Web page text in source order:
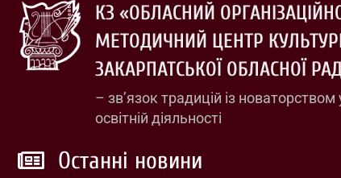
КЗ «ОБЛАСНИЙ
МЕТОДИЧНИЙ ЦЕНТР
ЗАКАРПАТСЬКОЇ ОБЛАСНОЇ
– зв’язок традицій із новаторством
освітній діяльності
Останні новини